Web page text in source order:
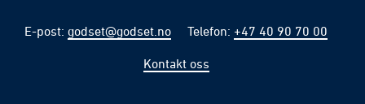
E-post: godset@godset.no Telefon: +47 40 90 70 00
Kontakt oss